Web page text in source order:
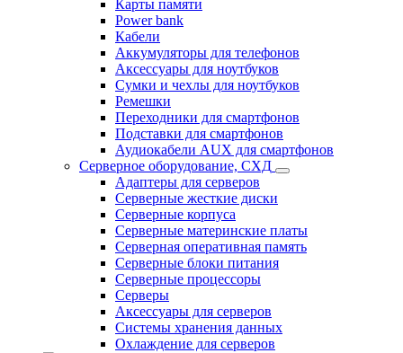
Карты памяти
Power bank
Кабели
Аккумуляторы для телефонов
Аксессуары для ноутбуков
Сумки и чехлы для ноутбуков
Ремешки
Переходники для смартфонов
Подставки для смартфонов
Аудиокабели AUX для смартфонов
Серверное оборудование, СХД
Адаптеры для серверов
Серверные жесткие диски
Серверные корпуса
Серверные материнские платы
Серверная оперативная память
Серверные блоки питания
Серверные процессоры
Серверы
Аксессуары для серверов
Системы хранения данных
Охлаждение для серверов